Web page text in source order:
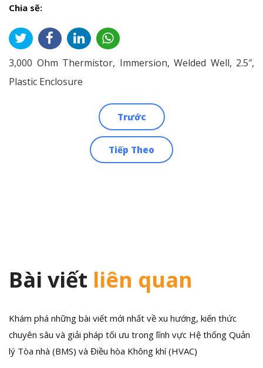
Chia sẽ:
3,000 Ohm Thermistor, Immersion, Welded Well, 2.5″,
Plastic Enclosure
Trước
Tiếp Theo
Bài viết liên quan
Khám phá những bài viết mới nhất về xu hướng, kiến thức
chuyên sâu và giải pháp tối ưu trong lĩnh vực Hệ thống Quản
lý Tòa nhà (BMS) và Điều hòa Không khí (HVAC)